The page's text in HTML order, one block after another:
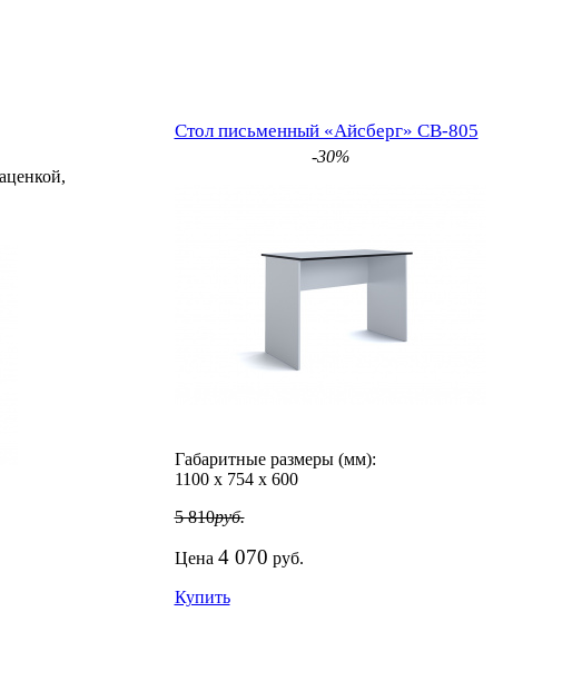
Стол письменный «Айсберг» СВ-805
-30%
Габаритные размеры (мм):
1100х 754х 600
5 810руб.
Цена 4 070 руб.
Купить